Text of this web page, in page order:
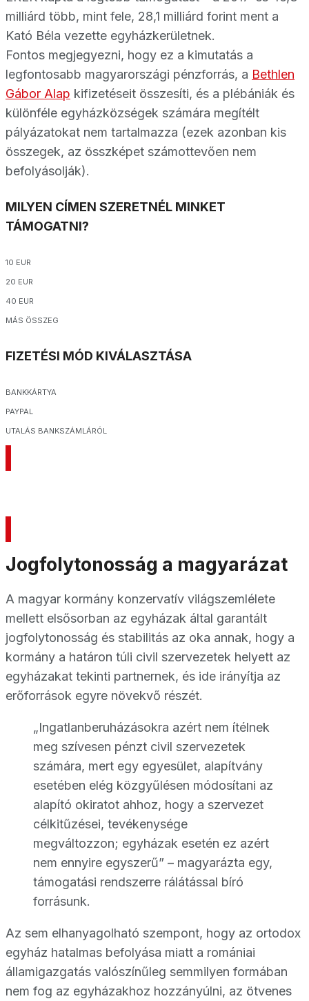
milliárd több, mint fele, 28,1 milliárd forint ment a
Kató Béla vezette egyházkerületnek.
Fontos megjegyezni, hogy ez a kimutatás a
legfontosabb magyarországi pénzforrás, a Bethlen
Gábor Alap kifizetéseit összesíti, és a plébániák és
különféle egyházközségek számára megítélt
pályázatokat nem tartalmazza (ezek azonban kis
összegek, az összképet számottevően nem
befolyásolják).
MILYEN CÍMEN SZERETNÉL MINKET
TÁMOGATNI?
10 EUR
20 EUR
40 EUR
MÁS ÖSSZEG
FIZETÉSI MÓD KIVÁLASZTÁSA
BANKKÁRTYA
PAYPAL
UTALÁS BANKSZÁMLÁRÓL
Jogfolytonosság a magyarázat
A magyar kormány konzervatív világszemlélete
mellett elsősorban az egyházak által garantált
jogfolytonosság és stabilitás az oka annak, hogy a
kormány a határon túli civil szervezetek helyett az
egyházakat tekinti partnernek, és ide irányítja az
erőforrások egyre növekvő részét.
„Ingatlanberuházásokra azért nem ítélnek
meg szívesen pénzt civil szervezetek
számára, mert egy egyesület, alapítvány
esetében elég közgyűlésen módosítani az
alapító okiratot ahhoz, hogy a szervezet
célkitűzései, tevékenysége
megváltozzon; egyházak esetén ez azért
nem ennyire egyszerű” – magyarázta egy,
támogatási rendszerre rálátással bíró
forrásunk.
Az sem elhanyagolható szempont, hogy az ortodox
egyház hatalmas befolyása miatt a romániai
államigazgatás valószínűleg semmilyen formában
nem fog az egyházakhoz hozzányúlni, az ötvenes